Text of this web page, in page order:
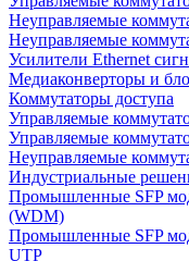
Неуправляемые
Неуправляемые
Усилители Ethernet
Медиаконверторы и
Коммутаторы доступа
Управляемые
Управляемые
Неуправляемые
Индустриальные
Промышленные SFP
(WDM)
Промышленные SFP
UTP